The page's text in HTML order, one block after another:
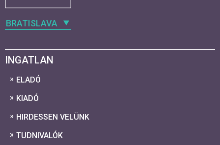
BRATISLAVA
INGATLAN
ELADÓ
KIADÓ
HIRDESSEN VELÜNK
TUDNIVALÓK